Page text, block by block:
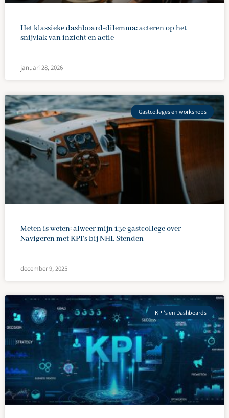
Het klassieke dashboard-dilemma: acteren op het
snijvlak van inzicht en actie
januari 28, 2026
Gastcolleges en workshops
Meten is weten: alweer mijn 13e gastcollege over
Navigeren met KPI’s bij NHL Stenden
december 9, 2025
KPI's en Dashboards